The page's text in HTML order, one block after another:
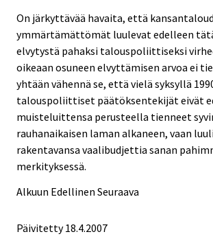
On järkyttävää havaita, että
ymmärtämättömät luulevat edelleen
elvytystä pahaksi talouspoliittiseksi
oikeaan osuneen elvyttämisen arvoa ei
yhtään vähennä se, että vielä syksyllä
talouspoliittiset päätöksentekijät eivät
muisteluittensa perusteella tienneet
rauhanaikaisen laman alkaneen, vaan
rakentavansa vaalibudjettia sanan
merkityksessä.
Alkuun Edellinen Seuraava
Päivitetty18.4.2007